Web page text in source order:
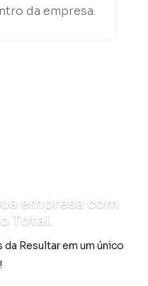
da empresa.
empresa com
Total.
Resultar em um único